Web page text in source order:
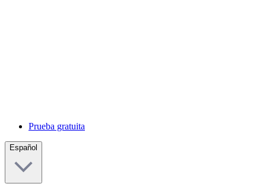
Prueba gratuita
Español